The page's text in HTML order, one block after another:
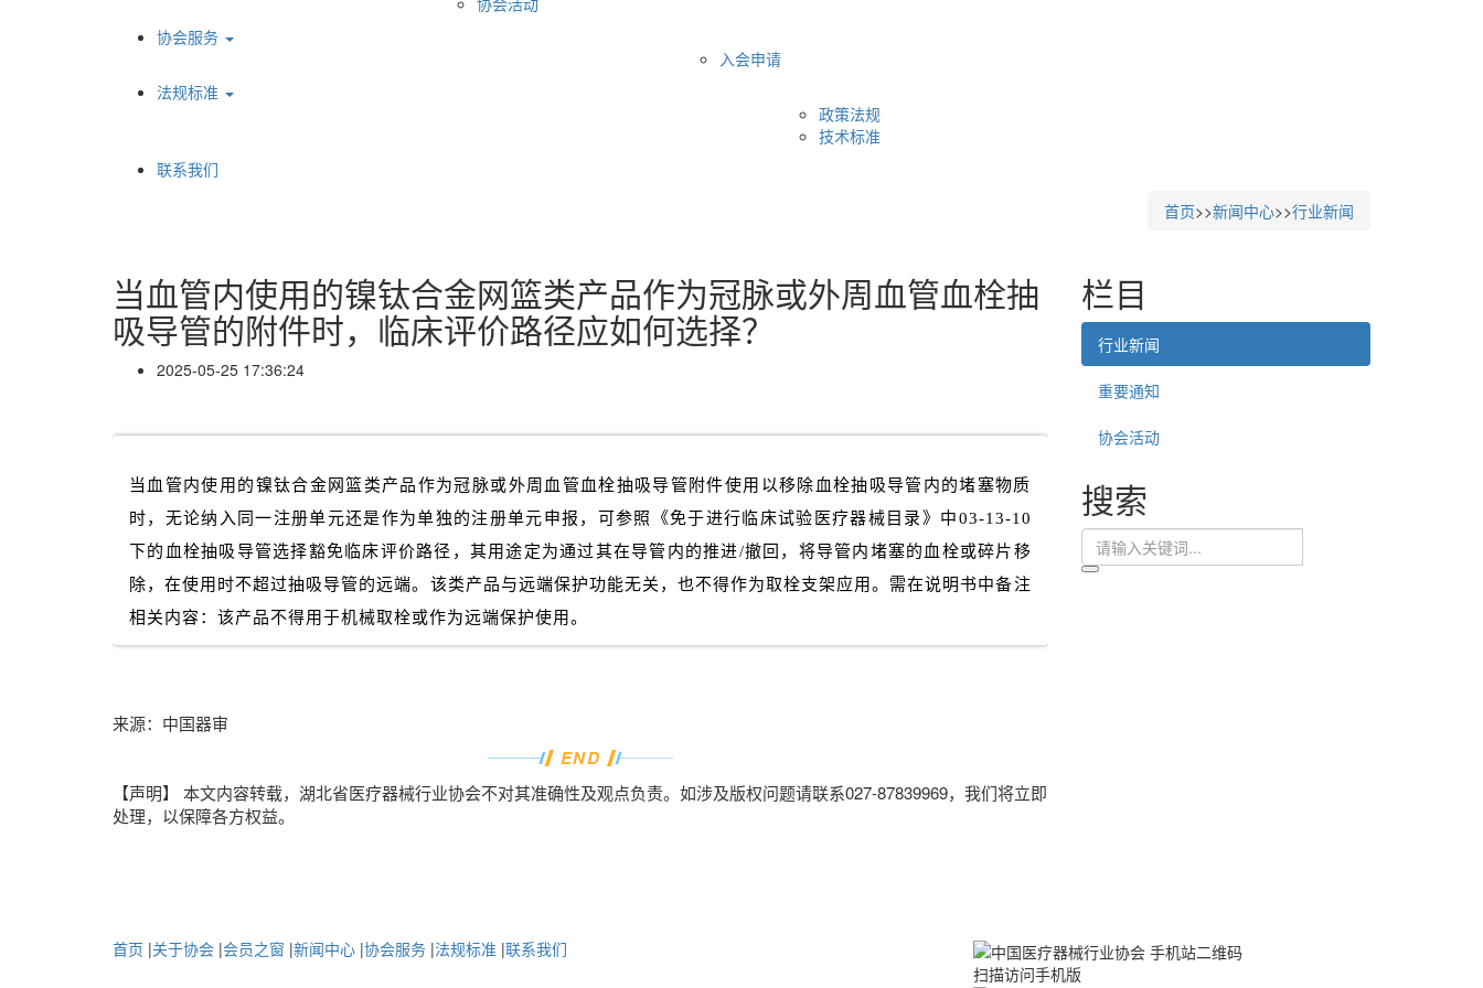
协会服务
入会申请
法规标准
政策法规
技术标准
联系我们
首页>>新闻中心>>行业新闻
当血管内使用的镍钛合金网篮类产品作为冠脉或外周血管血栓抽
吸导管的附件时，临床评价路径应如何选择？
2025-05-25 17:36:24
当血管内使用的镍钛合金网篮类产品作为冠脉或外周血管血栓抽吸导管附件使用以移除血栓抽吸导管内的堵塞物质
时，无论纳入同一注册单元还是作为单独的注册单元申报，可参照《免于进行临床试验医疗器械目录》中03-13-10
下的血栓抽吸导管选择豁免临床评价路径，其用途定为通过其在导管内的推进/撤回，将导管内堵塞的血栓或碎片移
除，在使用时不超过抽吸导管的远端。该类产品与远端保护功能无关，也不得作为取栓支架应用。需在说明书中备注
相关内容：该产品不得用于机械取栓或作为远端保护使用。
来源：中国器审
END
【声明】 本文内容转载，湖北省医疗器械行业协会不对其准确性及观点负责。如涉及版权问题请联系027-87839969，我们将立即
处理，以保障各方权益。
栏目
行业新闻
重要通知
协会活动
搜索
首页 |关于协会 |会员之窗 |新闻中心 |协会服务 |法规标准 |联系我们
扫描访问手机版